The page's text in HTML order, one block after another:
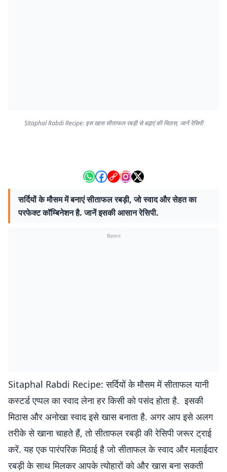
Sitaphal Rabdi Recipe: इस खास सीताफल रबड़ी से बढ़ाएं की मिठास, जानें रेसिपी
सर्दियों के मौसम में बनाएं सीताफल रबड़ी, जो स्वाद और सेहत का
परफेक्ट कॉम्बिनेशन है. जानें इसकी आसान रेसिपी.
विज्ञापन
Sitaphal Rabdi Recipe: सर्दियों के मौसम में सीताफल यानी
कस्टर्ड एप्पल का स्वाद लेना हर किसी को पसंद होता है. इसकी
मिठास और अनोखा स्वाद इसे खास बनाता है. अगर आप इसे अलग
तरीके से खाना चाहते हैं, तो सीताफल रबड़ी की रेसिपी जरूर ट्राई
करें. यह एक पारंपरिक मिठाई है जो सीताफल के स्वाद और मलाईदार
रबड़ी के साथ मिलकर आपके त्योहारों को और खास बना सकती